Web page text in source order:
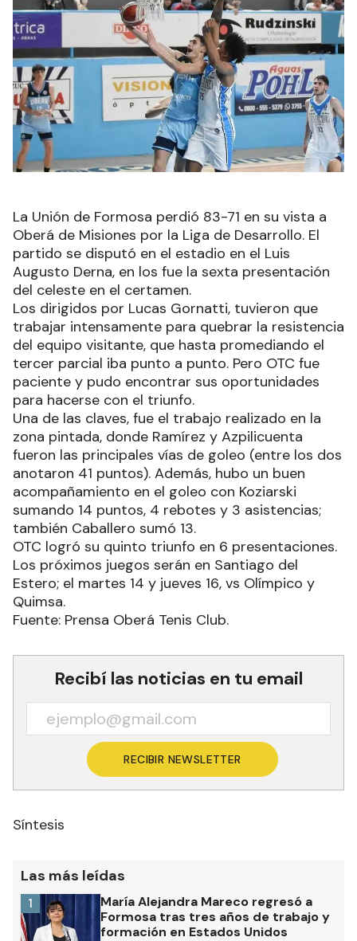
La Unión de Formosa perdió 83-71 en su vista a
Oberá de Misiones por la Liga de Desarrollo. El
partido se disputó en el estadio en el Luis
Augusto Derna, en los fue la sexta presentación
del celeste en el certamen.
Los dirigidos por Lucas Gornatti, tuvieron que
trabajar intensamente para quebrar la resistencia
del equipo visitante, que hasta promediando el
tercer parcial iba punto a punto. Pero OTC fue
paciente y pudo encontrar sus oportunidades
para hacerse con el triunfo.
Una de las claves, fue el trabajo realizado en la
zona pintada, donde Ramírez y Azpilicuenta
fueron las principales vías de goleo (entre los dos
anotaron 41 puntos). Además, hubo un buen
acompañamiento en el goleo con Koziarski
sumando 14 puntos, 4 rebotes y 3 asistencias;
también Caballero sumó 13.
OTC logró su quinto triunfo en 6 presentaciones.
Los próximos juegos serán en Santiago del
Estero; el martes 14 y jueves 16, vs Olímpico y
Quimsa.
Fuente: Prensa Oberá Tenis Club.
Recibí las noticias en tu email
RECIBIR NEWSLETTER
Síntesis
Las más leídas
María Alejandra Mareco regresó a
Formosa tras tres años de trabajo y
formación en Estados Unidos
1